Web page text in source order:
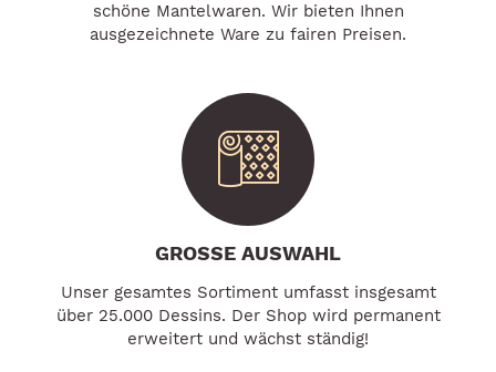
schöne Mantelwaren. Wir bieten Ihnen
ausgezeichnete Ware zu fairen Preisen.
GROSSE AUSWAHL
Unser gesamtes Sortiment umfasst insgesamt
über 25.000 Dessins. Der Shop wird permanent
erweitert und wächst ständig!